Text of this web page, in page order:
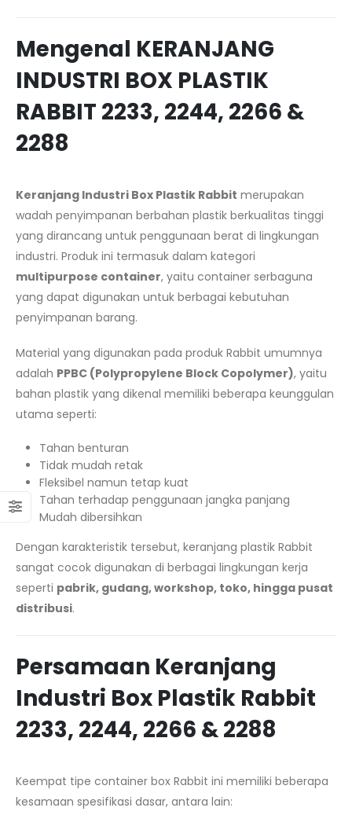
Mengenal KERANJANG
INDUSTRI BOX PLASTIK
RABBIT 2233, 2244, 2266 &
2288
Keranjang Industri Box Plastik Rabbit merupakan
wadah penyimpanan berbahan plastik berkualitas tinggi
yang dirancang untuk penggunaan berat di lingkungan
industri. Produk ini termasuk dalam kategori
multipurpose container, yaitu container serbaguna
yang dapat digunakan untuk berbagai kebutuhan
penyimpanan barang.
Material yang digunakan pada produk Rabbit umumnya
adalah PPBC (Polypropylene Block Copolymer), yaitu
bahan plastik yang dikenal memiliki beberapa keunggulan
utama seperti:
Tahan benturan
Tidak mudah retak
Fleksibel namun tetap kuat
Tahan terhadap penggunaan jangka panjang
Mudah dibersihkan
Dengan karakteristik tersebut, keranjang plastik Rabbit
sangat cocok digunakan di berbagai lingkungan kerja
seperti pabrik, gudang, workshop, toko, hingga pusat
distribusi.
Persamaan Keranjang
Industri Box Plastik Rabbit
2233, 2244, 2266 & 2288
Keempat tipe container box Rabbit ini memiliki beberapa
kesamaan spesifikasi dasar, antara lain: